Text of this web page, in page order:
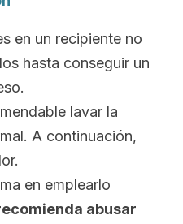
en un recipiente no
hasta conseguir un
lavar la
A continuación,
en emplearlo
abusar